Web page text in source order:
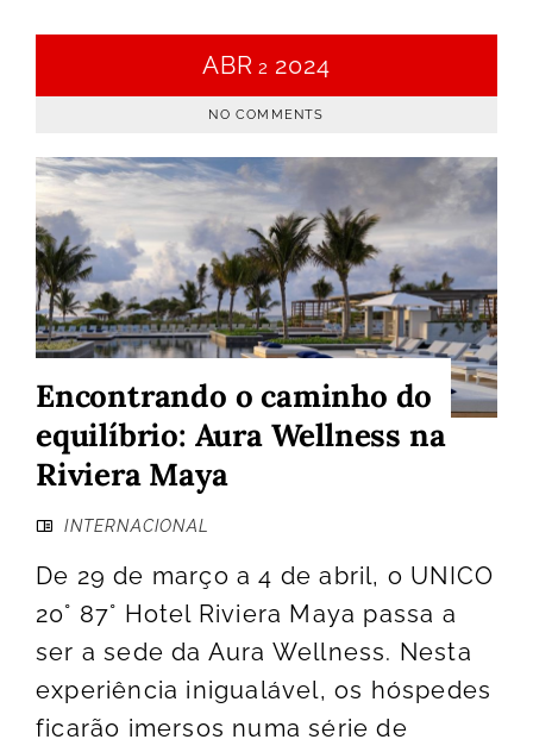
ABR 2 2024
NO COMMENTS
Encontrando o caminho do
equilíbrio: Aura Wellness na
Riviera Maya
INTERNACIONAL
De 29 de março a 4 de abril, o UNICO
20° 87° Hotel Riviera Maya passa a
ser a sede da Aura Wellness. Nesta
experiência inigualável, os hóspedes
ficarão imersos numa série de